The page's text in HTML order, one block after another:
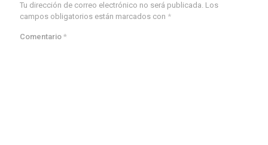
Tu dirección de correo electrónico no será publicada. Los
campos obligatorios están marcados con *
Comentario *